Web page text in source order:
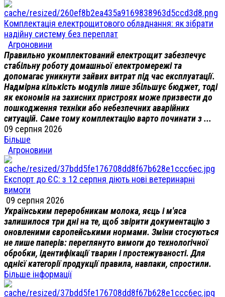
Комплектація електрощитового обладнання: як зібрати
надійну систему без переплат
Агроновини
Правильно укомплектований електрощит забезпечує
стабільну роботу домашньої електромережі та
допомагає уникнути зайвих витрат під час експлуатації.
Надмірна кількість модулів лише збільшує бюджет, тоді
як економія на захисних пристроях може призвести до
пошкодження техніки або небезпечних аварійних
ситуацій. Саме тому комплектацію варто починати з ...
09 серпня 2026
Більше
Агроновини
Експорт до ЄС: з 12 серпня діють нові ветеринарні
вимоги
09 серпня 2026
Українським переробникам молока, яєць і м'яса
залишилося три дні на те, щоб звірити документацію з
оновленими європейськими нормами. Зміни стосуються
не лише паперів: переглянуто вимоги до технологічної
обробки, ідентифікації тварин і простежуваності. Для
однієї категорії продукції правила, навпаки, спростили.
Більше інформації